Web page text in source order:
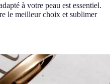
à votre peau est essentiel.
le meilleur choix et sublimer